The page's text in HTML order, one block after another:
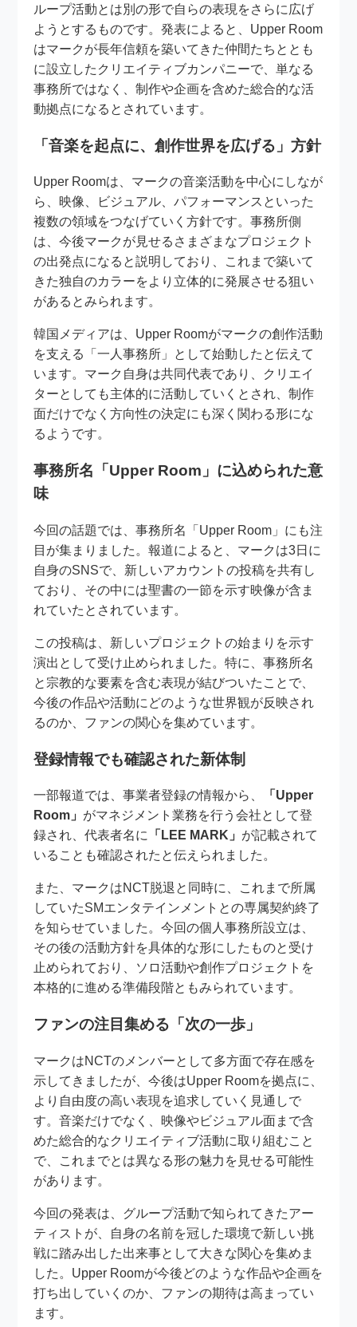
ループ活動とは別の形で自らの表現をさらに広げ
ようとするものです。発表によると、Upper Room
はマークが長年信頼を築いてきた仲間たちととも
に設立したクリエイティブカンパニーで、単なる
事務所ではなく、制作や企画を含めた総合的な活
動拠点になるとされています。
「音楽を起点に、創作世界を広げる」方針
Upper Roomは、マークの音楽活動を中心にしなが
ら、映像、ビジュアル、パフォーマンスといった
複数の領域をつなげていく方針です。事務所側
は、今後マークが見せるさまざまなプロジェクト
の出発点になると説明しており、これまで築いて
きた独自のカラーをより立体的に発展させる狙い
があるとみられます。
韓国メディアは、Upper Roomがマークの創作活動
を支える「一人事務所」として始動したと伝えて
います。マーク自身は共同代表であり、クリエイ
ターとしても主体的に活動していくとされ、制作
面だけでなく方向性の決定にも深く関わる形にな
るようです。
事務所名「Upper Room」に込められた意
味
今回の話題では、事務所名「Upper Room」にも注
目が集まりました。報道によると、マークは3日に
自身のSNSで、新しいアカウントの投稿を共有し
ており、その中には聖書の一節を示す映像が含ま
れていたとされています。
この投稿は、新しいプロジェクトの始まりを示す
演出として受け止められました。特に、事務所名
と宗教的な要素を含む表現が結びついたことで、
今後の作品や活動にどのような世界観が反映され
るのか、ファンの関心を集めています。
登録情報でも確認された新体制
一部報道では、事業者登録の情報から、
「Upper
Room」 がマネジメント業務を行う会社として登
録され、代表者名に
「LEE MARK」 が記載されて
いることも確認されたと伝えられました。
また、マークはNCT脱退と同時に、これまで所属
していたSMエンタテインメントとの専属契約終了
を知らせていました。今回の個人事務所設立は、
その後の活動方針を具体的な形にしたものと受け
止められており、ソロ活動や創作プロジェクトを
本格的に進める準備段階ともみられています。
ファンの注目集める「次の一歩」
マークはNCTのメンバーとして多方面で存在感を
示してきましたが、今後はUpper Roomを拠点に、
より自由度の高い表現を追求していく見通しで
す。音楽だけでなく、映像やビジュアル面まで含
めた総合的なクリエイティブ活動に取り組むこと
で、これまでとは異なる形の魅力を見せる可能性
があります。
今回の発表は、グループ活動で知られてきたアー
ティストが、自身の名前を冠した環境で新しい挑
戦に踏み出した出来事として大きな関心を集めま
した。Upper Roomが今後どのような作品や企画を
打ち出していくのか、ファンの期待は高まってい
ます。